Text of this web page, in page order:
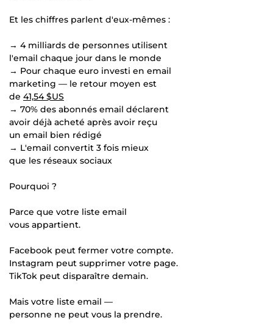
Et les chiffres parlent d'eux-mêmes :
→ 4 milliards de personnes utilisent
l'email chaque jour dans le monde
→ Pour chaque euro investi en email
marketing — le retour moyen est
de 41,54 $US
→ 70% des abonnés email déclarent
avoir déjà acheté après avoir reçu
un email bien rédigé
→ L'email convertit 3 fois mieux
que les réseaux sociaux
Pourquoi ?
Parce que votre liste email
vous appartient.
Facebook peut fermer votre compte.
Instagram peut supprimer votre page.
TikTok peut disparaître demain.
Mais votre liste email —
personne ne peut vous la prendre.